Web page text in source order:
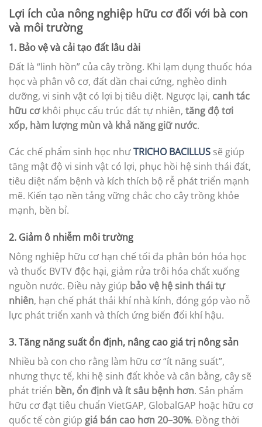
Lợi ích của nông nghiệp hữu cơ đối với bà con
và môi trường
1. Bảo vệ và cải tạo đất lâu dài
Đất là “linh hồn” của cây trồng. Khi lạm dụng thuốc hóa
học và phân vô cơ, đất dần chai cứng, nghèo dinh
dưỡng, vi sinh vật có lợi bị tiêu diệt. Ngược lại, canh tác
hữu cơkhôi phục cấu trúc đất tự nhiên, tăng độ tơi
xốp, hàm lượng mùn và khả năng giữ nước.
Các chế phẩm sinh học nhưTRICHO BACILLUS sẽ giúp
tăng mật độ vi sinh vật có lợi, phục hồi hệ sinh thái đất,
tiêu diệt nấm bệnh và kích thích bộ rễ phát triển mạnh
mẽ. Kiến tạo nền tảng vững chắc cho cây trồng khỏe
mạnh, bền bỉ.
2. Giảm ô nhiễm môi trường
Nông nghiệp hữu cơ hạn chế tối đa phân bón hóa học
và thuốc BVTV độc hại, giảm rửa trôi hóa chất xuống
nguồn nước. Điều này giúp bảo vệ hệ sinh thái tự
nhiên, hạn chế phát thải khí nhà kính, đóng góp vào nỗ
lực phát triển xanh và thích ứng biến đổi khí hậu.
3. Tăng năng suất ổn định, nâng cao giá trị nông sản
Nhiều bà con cho rằng làm hữu cơ “ít năng suất”,
nhưng thực tế, khi hệ sinh đất khỏe và cân bằng, cây sẽ
phát triển bền, ổn định và ít sâu bệnh hơn. Sản phẩm
hữu cơ đạt tiêu chuẩn VietGAP, GlobalGAP hoặc hữu cơ
quốc tế còn giúp giá bán cao hơn 20–30%. Đồng thời